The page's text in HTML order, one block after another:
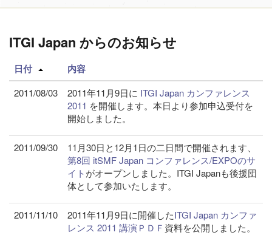
ITGI Japan からのお知らせ
日付 内容
2011/08/03 2011年11月9日に ITGI Japan カンファレンス
2011 を開催します。本日より参加申込受付を
開始しました。
2011/09/30
11月30日と12月1日の二日間で開催されます、
第8回 itSMF Japan コンファレンス/EXPOのサ
イトがオープンしました。ITGI Japanも後援団
体として参加いたします。
2011/11/10 2011年11月9日に開催したITGI Japan カンファ
レンス 2011 講演ＰＤＦ 資料を公開しました。